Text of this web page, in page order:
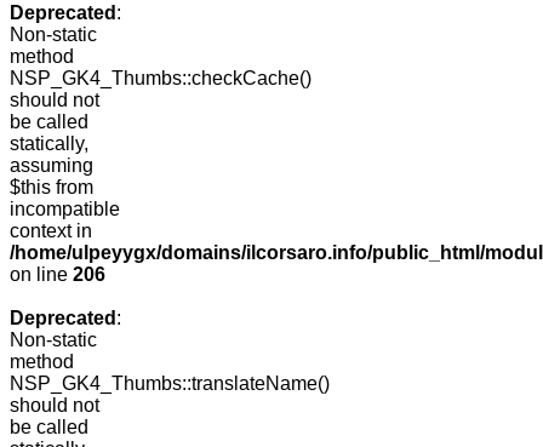
Deprecated :
Non-static
method
NSP_GK4_Thumbs::checkCache()
should not
be called
statically,
assuming
$this from
incompatible
context in
/home/ulpeyygx/domains/ilcorsaro.info/public_html/
on line 206
Deprecated :
Non-static
method
NSP_GK4_Thumbs::translateName()
should not
be called